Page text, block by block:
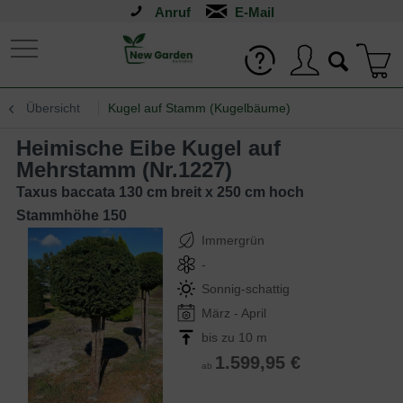
Anruf
Übersicht Kugel auf Stamm (Kugelbäume)
Heimische Eibe Kugel auf
Mehrstamm (Nr.1227)
Taxus baccata 130 cm breit x 250 cm hoch
Stammhöhe 150
Immergrün
-
Sonnig-schattig
März - April
bis zu 10 m
ab 1.599,95 €